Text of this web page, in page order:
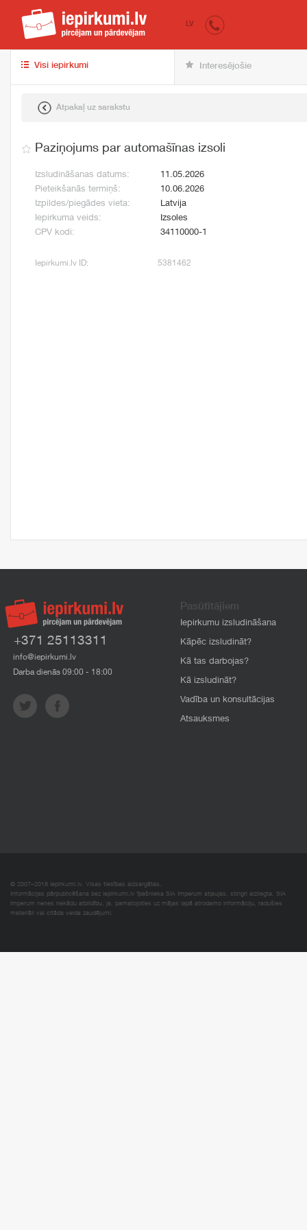
iepirkumi.lv
LV
Visi iepirkumi Interesējošie
Atpakaļ uz sarakstu
Paziņojums par automašīnas izsoli
Izsludināšanas datums:
11.05.2026
Pieteikšanās termiņš:
10.06.2026
Izpildes/piegādes vieta:
Latvija
Iepirkuma veids:
Izsoles
CPV kodi:
34110000-1
Iepirkumi.lv ID: 5381462
+371 25113311
info@iepirkumi.lv
Darba dienās 09:00 - 18:00
Pasūtītājiem
Iepirkumu izsludināšana
Kāpēc izsludināt?
Kā tas darbojas?
Kā izsludināt?
Vadība un konsultācijas
Atsauksmes
© 2007–2018 Iepirkumi.lv. Visas tiesības aizsargātas.
Informācijas pārpublicēšana bez iepirkumi.lv īpašnieka SIA Imperum atļaujas, stingri aizliegta. SIA
Imperum nenes nekādu atbildību, ja, pamatojoties uz mājas lapā atrodamo informāciju, radušies
materiāli vai citāda veida zaudējumi.